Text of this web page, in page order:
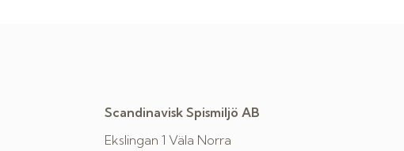
Scandinavisk Spismiljö AB
Ekslingan 1 Väla Norra